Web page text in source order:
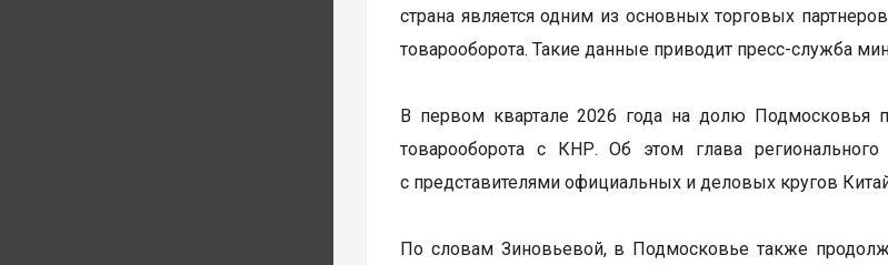
страна является одним из основных торговых
товарооборота. Такие данные приводит пресс-служба
В первом квартале 2026 года на долю Подмосковья
товарооборота с КНР. Об этом глава
с представителями официальных и деловых кругов
По словам Зиновьевой, в Подмосковье также